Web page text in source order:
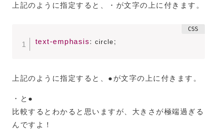
上記のように指定すると、・が文字の上に付きます。
text-emphasis: circle ;
上記のように指定すると、●が文字の上に付きます。
・と●
比較するとわかると思いますが、大きさが極端過ぎる
んですよ！